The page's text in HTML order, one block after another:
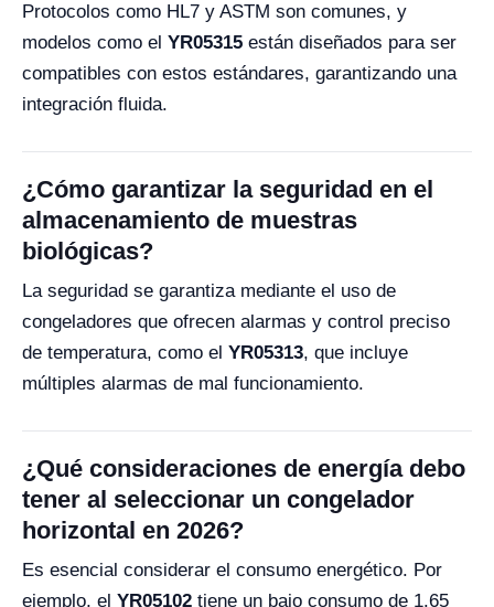
Protocolos como HL7 y ASTM son comunes, y
modelos como el YR05315 están diseñados para ser
compatibles con estos estándares, garantizando una
integración fluida.
¿Cómo garantizar la seguridad en el
almacenamiento de muestras
biológicas?
La seguridad se garantiza mediante el uso de
congeladores que ofrecen alarmas y control preciso
de temperatura, como el YR05313, que incluye
múltiples alarmas de mal funcionamiento.
¿Qué consideraciones de energía debo
tener al seleccionar un congelador
horizontal en 2026?
Es esencial considerar el consumo energético. Por
ejemplo, el YR05102 tiene un bajo consumo de 1.65